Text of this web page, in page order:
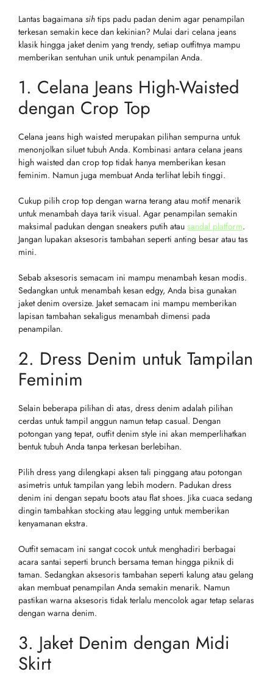
Lantas bagaimana sih tips padu padan denim agar penampilan
terkesan semakin kece dan kekinian? Mulai dari celana jeans
klasik hingga jaket denim yang trendy, setiap outfitnya mampu
memberikan sentuhan unik untuk penampilan Anda.
1. Celana Jeans High-Waisted
dengan Crop Top
Celana jeans high waisted merupakan pilihan sempurna untuk
menonjolkan siluet tubuh Anda. Kombinasi antara celana jeans
high waisted dan crop top tidak hanya memberikan kesan
feminim. Namun juga membuat Anda terlihat lebih tinggi.
Cukup pilih crop top dengan warna terang atau motif menarik
untuk menambah daya tarik visual. Agar penampilan semakin
maksimal padukan dengan sneakers putih atau sandal platform.
Jangan lupakan aksesoris tambahan seperti anting besar atau tas
mini.
Sebab aksesoris semacam ini mampu menambah kesan modis.
Sedangkan untuk menambah kesan edgy, Anda bisa gunakan
jaket denim oversize. Jaket semacam ini mampu memberikan
lapisan tambahan sekaligus menambah dimensi pada
penampilan.
2. Dress Denim untuk Tampilan
Feminim
Selain beberapa pilihan di atas, dress denim adalah pilihan
cerdas untuk tampil anggun namun tetap casual. Dengan
potongan yang tepat, outfit denim style ini akan memperlihatkan
bentuk tubuh Anda tanpa terkesan berlebihan.
Pilih dress yang dilengkapi aksen tali pinggang atau potongan
asimetris untuk tampilan yang lebih modern. Padukan dress
denim ini dengan sepatu boots atau flat shoes. Jika cuaca sedang
dingin tambahkan stocking atau legging untuk memberikan
kenyamanan ekstra.
Outfit semacam ini sangat cocok untuk menghadiri berbagai
acara santai seperti brunch bersama teman hingga piknik di
taman. Sedangkan aksesoris tambahan seperti kalung atau gelang
akan membuat penampilan Anda semakin menarik. Namun
pastikan warna aksesoris tidak terlalu mencolok agar tetap selaras
dengan warna denim.
3. Jaket Denim dengan Midi
Skirt